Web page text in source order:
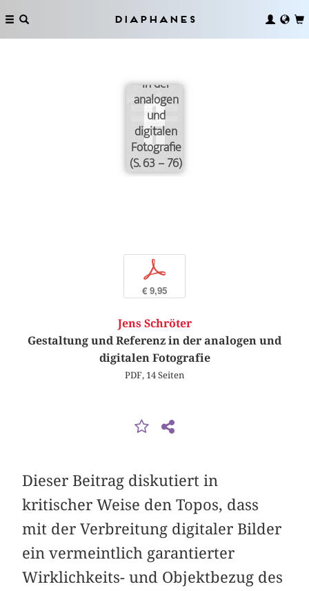
Diaphanes
Gestaltung
in der
analogen
und
digitalen
Fotografie
(S. 63 – 76)
p
€ 9,95
Jens Schröter
Gestaltung und Referenz in der analogen und
digitalen Fotografie
PDF, 14 Seiten
Dieser Beitrag diskutiert in
kritischer Weise den Topos, dass
mit der Verbreitung digitaler Bilder
ein vermeintlich garantierter
Wirklichkeits- und Objektbezug des